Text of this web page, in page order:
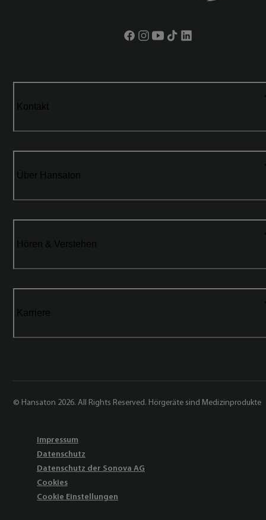
Kontakt
Über Hansaton
Hören & Verstehen
Karriere
© Hansaton 2026. All Rights Reserved. Hörgeräte sind Medizinprodukte
Impressum
Datenschutz
Datenschutz der Sonova AG
Cookies
Cookie Einstellungen